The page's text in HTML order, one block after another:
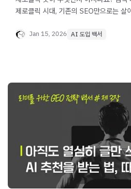
제로클릭 시대, 기존의 SEO만으로는 살
의 핵심과 비즈니스 대응법을 원더스랩이
Jan 15, 2026 AI 도입 백서